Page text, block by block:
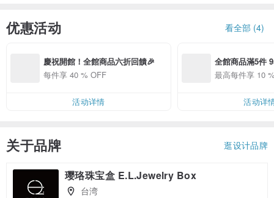
优惠活动 看全部 (4)
慶祝開館！全館商品六折回饋🎉
每件享 40 % OFF
活动详情
全館商品滿5件
折優惠
最高每件享 10
活动详
关于品牌 逛设计品牌
璎珞珠宝盒 E.L.Jewelry Box
台湾